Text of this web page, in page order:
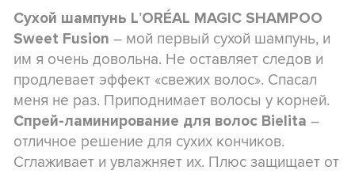
Сухой шампунь L’ORÉAL MAGIC SHAMPOO
Sweet Fusion – мой первый сухой шампунь, и
им я очень довольна. Не оставляет следов и
продлевает эффект «свежих волос». Спасал
меня не раз. Приподнимает волосы у корней.
Спрей-ламинирование для волос Bielita –
отличное решение для сухих кончиков.
Сглаживает и увлажняет их. Плюс защищает от